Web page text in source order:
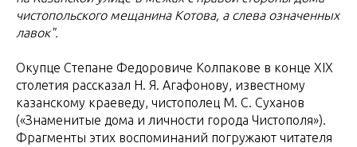
чистопольского мещанина Котова, а слева означенных
лавок".
Окупце Степане Федоровиче Колпакове в конце XIX
столетия рассказал Н. Я. Агафонову, известному
казанскому краеведу, чистополец М. С. Суханов
(«Знаменитые дома и личности города Чистополя»).
Фрагменты этих воспоминаний погружают читателя